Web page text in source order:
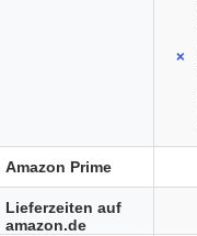
Amazon Prime
Lieferzeiten auf
amazon.de